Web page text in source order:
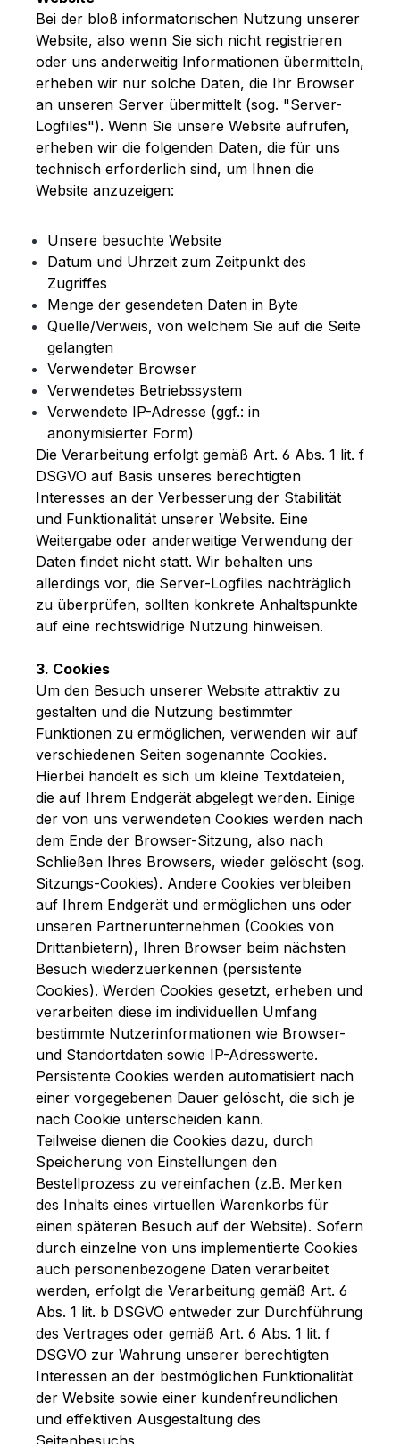
Bei der bloß informatorischen Nutzung unserer
Website, also wenn Sie sich nicht registrieren
oder uns anderweitig Informationen übermitteln,
erheben wir nur solche Daten, die Ihr Browser
an unseren Server übermittelt (sog. "Server-
Logfiles"). Wenn Sie unsere Website aufrufen,
erheben wir die folgenden Daten, die für uns
technisch erforderlich sind, um Ihnen die
Website anzuzeigen:
Unsere besuchte Website
Datum und Uhrzeit zum Zeitpunkt des
Zugriffes
Menge der gesendeten Daten in Byte
Quelle/Verweis, von welchem Sie auf die Seite
gelangten
Verwendeter Browser
Verwendetes Betriebssystem
Verwendete IP-Adresse (ggf.: in
anonymisierter Form)
Die Verarbeitung erfolgt gemäß Art. 6 Abs. 1 lit. f
DSGVO auf Basis unseres berechtigten
Interesses an der Verbesserung der Stabilität
und Funktionalität unserer Website. Eine
Weitergabe oder anderweitige Verwendung der
Daten findet nicht statt. Wir behalten uns
allerdings vor, die Server-Logfiles nachträglich
zu überprüfen, sollten konkrete Anhaltspunkte
auf eine rechtswidrige Nutzung hinweisen.
3. Cookies
Um den Besuch unserer Website attraktiv zu
gestalten und die Nutzung bestimmter
Funktionen zu ermöglichen, verwenden wir auf
verschiedenen Seiten sogenannte Cookies.
Hierbei handelt es sich um kleine Textdateien,
die auf Ihrem Endgerät abgelegt werden. Einige
der von uns verwendeten Cookies werden nach
dem Ende der Browser-Sitzung, also nach
Schließen Ihres Browsers, wieder gelöscht (sog.
Sitzungs-Cookies). Andere Cookies verbleiben
auf Ihrem Endgerät und ermöglichen uns oder
unseren Partnerunternehmen (Cookies von
Drittanbietern), Ihren Browser beim nächsten
Besuch wiederzuerkennen (persistente
Cookies). Werden Cookies gesetzt, erheben und
verarbeiten diese im individuellen Umfang
bestimmte Nutzerinformationen wie Browser-
und Standortdaten sowie IP-Adresswerte.
Persistente Cookies werden automatisiert nach
einer vorgegebenen Dauer gelöscht, die sich je
nach Cookie unterscheiden kann.
Teilweise dienen die Cookies dazu, durch
Speicherung von Einstellungen den
Bestellprozess zu vereinfachen (z.B. Merken
des Inhalts eines virtuellen Warenkorbs für
einen späteren Besuch auf der Website). Sofern
durch einzelne von uns implementierte Cookies
auch personenbezogene Daten verarbeitet
werden, erfolgt die Verarbeitung gemäß Art. 6
Abs. 1 lit. b DSGVO entweder zur Durchführung
des Vertrages oder gemäß Art. 6 Abs. 1 lit. f
DSGVO zur Wahrung unserer berechtigten
Interessen an der bestmöglichen Funktionalität
der Website sowie einer kundenfreundlichen
und effektiven Ausgestaltung des